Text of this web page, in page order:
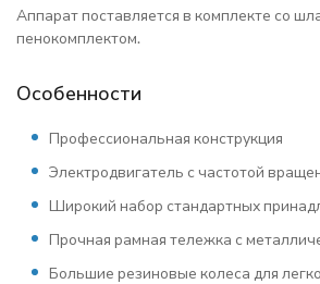
Аппарат поставляется в комплекте со
пенокомплектом.
Особенности
Профессиональная конструкция
Электродвигатель с частотой
Широкий набор стандартных
Прочная рамная тележка с
Большие резиновые колеса для